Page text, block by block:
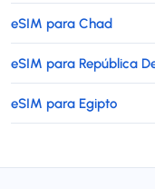
eSIM para Chad
eSIM para República
eSIM para Egipto